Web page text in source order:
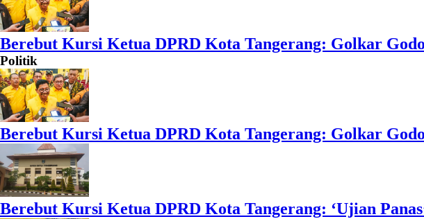
Berebut Kursi Ketua DPRD Kota Tangerang: Golkar
Politik
Berebut Kursi Ketua DPRD Kota Tangerang: Golkar
Berebut Kursi Ketua DPRD Kota Tangerang: ‘Ujian